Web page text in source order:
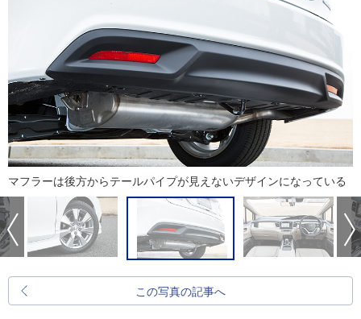
マフラーは後方からテールパイプが見えないデザインになっている
この写真の記事へ